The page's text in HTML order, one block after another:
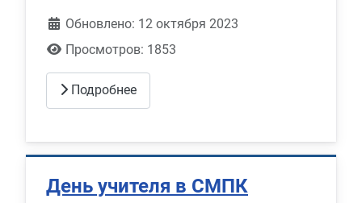
Обновлено: 12 октября 2023
Просмотров: 1853
Подробнее
День учителя в СМПК